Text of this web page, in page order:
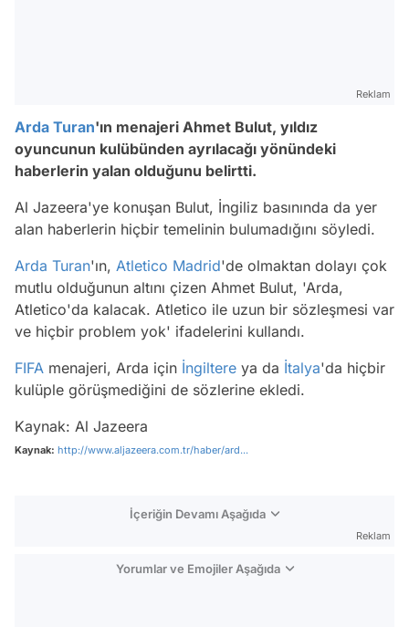
Reklam
Arda Turan'ın menajeri Ahmet Bulut, yıldız
oyuncunun kulübünden ayrılacağı yönündeki
haberlerin yalan olduğunu belirtti.
Al Jazeera'ye konuşan Bulut, İngiliz basınında da yer
alan haberlerin hiçbir temelinin bulumadığını söyledi.
Arda Turan'ın, Atletico Madrid'de olmaktan dolayı çok
mutlu olduğunun altını çizen Ahmet Bulut, 'Arda,
Atletico'da kalacak. Atletico ile uzun bir sözleşmesi var
ve hiçbir problem yok' ifadelerini kullandı.
FIFA menajeri, Arda için İngiltere ya da İtalya'da hiçbir
kulüple görüşmediğini de sözlerine ekledi.
Kaynak: Al Jazeera
Kaynak: http://www.aljazeera.com.tr/haber/ard...
İçeriğin Devamı Aşağıda
Reklam
Yorumlar ve Emojiler Aşağıda